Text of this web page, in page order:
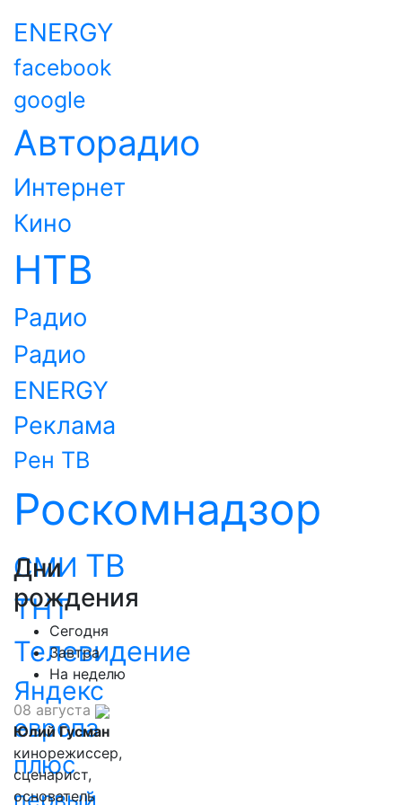
ENERGY
facebook
google
Авторадио
Интернет
Кино
НТВ
Радио
Радио
ENERGY
Реклама
Рен ТВ
Роскомнадзор
СМИ ТВ
ТНТ
Телевидение
Яндекс
европа
плюс
первый
Дни
рождения
Сегодня
Завтра
На неделю
08 августа
Юлий Гусман
кинорежиссер,
сценарист,
основатель